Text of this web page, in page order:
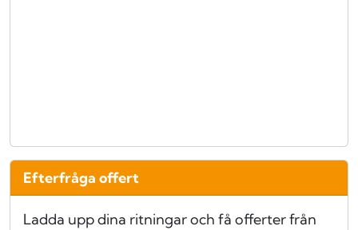
Efterfråga offert
Ladda upp dina ritningar och få offerter från